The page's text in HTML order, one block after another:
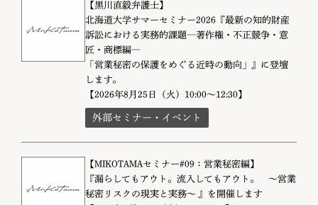
【黒川直毅弁護士】
北海道大学サマーセミナー2026『最新の知的財産
訴訟における実務的課題―著作権・不正競争・意
匠・商標編―
「営業秘密の保護をめぐる近時の動向」』に登壇
します。
【2026年8月25日（火）10:00～12:30】
外部セミナー・イベント
【MIKOTAMAセミナー#09：営業秘密編】
『漏らしてもアウト。流入してもアウト。 〜営業
秘密リスクの現実と実務〜 』を開催します